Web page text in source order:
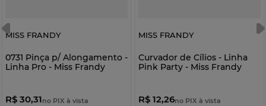
MISS FRANDY
0731 Pinça p/ Alongamento -
Linha Pro - Miss Frandy
R$ 30,31no PIX à vista
MISS FRANDY
Curvador de Cílios - Linha
Pink Party - Miss Frandy
R$ 12,26no PIX à vista